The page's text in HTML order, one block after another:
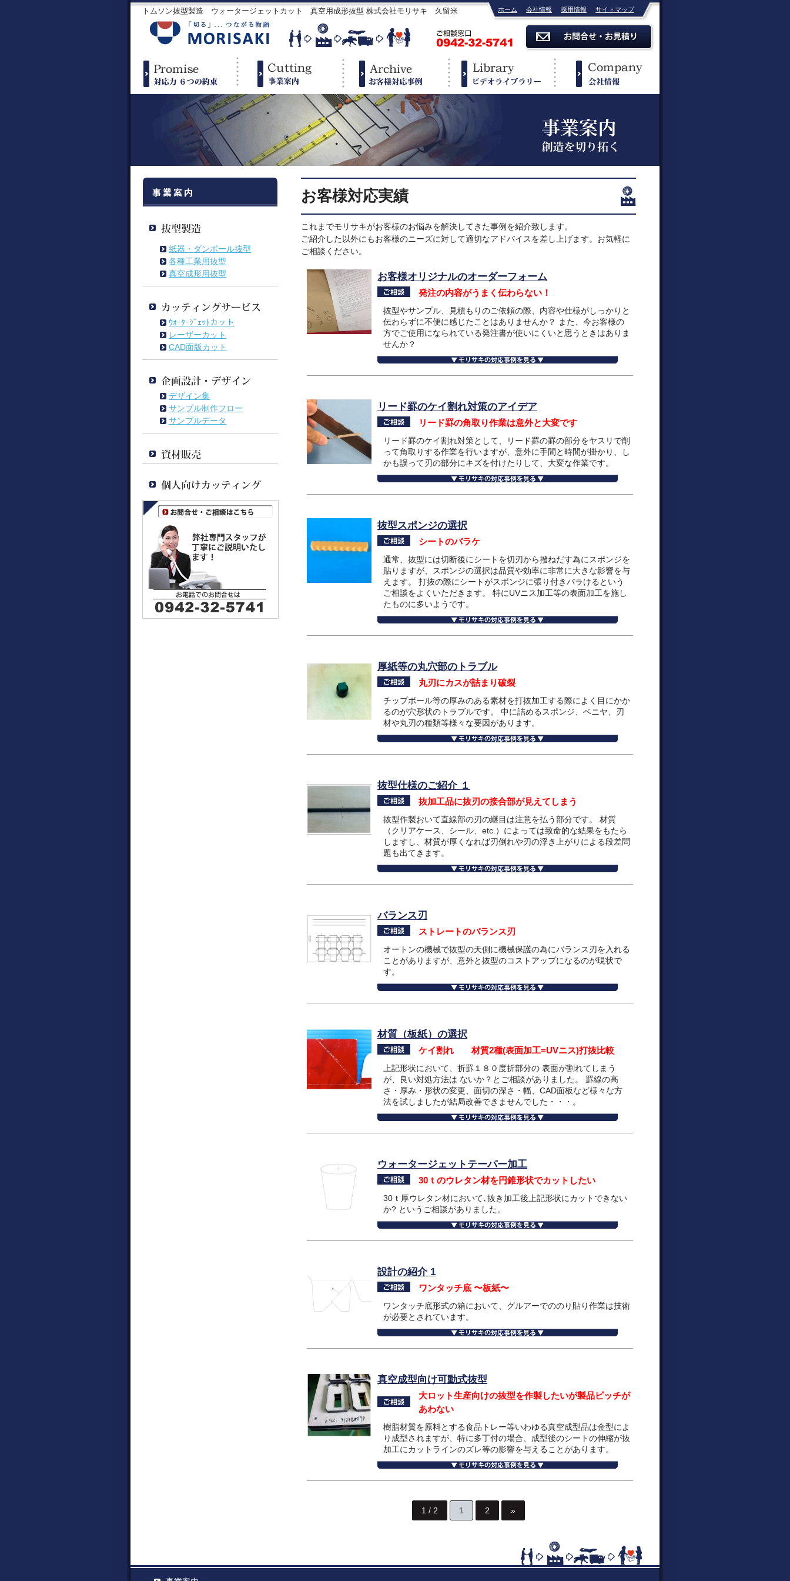
トムソン抜型製造 ウォータージェットカット 真空用成形抜型 株式会社モリサキ 久留米 ホーム 会社情報 採用情報 サイトマップ
紙器・ダンボール抜型
各種工業用抜型
真空成形用抜型
ｳｫｰﾀｰｼﾞｪｯﾄカット
レーザーカット
CAD面版カット
デザイン集
サンプル制作フロー
サンプルデータ
お客様対応実績
これまでモリサキがお客様のお悩みを解決してきた事例を紹介致します。
ご紹介した以外にもお客様のニーズに対して適切なアドバイスを差し上げます。お気軽に
ご相談ください。
お客様オリジナルのオーダーフォーム
発注の内容がうまく伝わらない！
抜型やサンプル、見積もりのご依頼の際、内容や仕様がしっかりと
伝わらずに不便に感じたことはありませんか？ また、今お客様の
方でご使用になられている発注書が使いにくいと思うときはありま
せんか？
リード罫のケイ割れ対策のアイデア
リード罫の角取り作業は意外と大変です
リード罫のケイ割れ対策として、リード罫の罫の部分をヤスリで削
って角取りする作業を行いますが、意外に手間と時間が掛かり、し
かも誤って刃の部分にキズを付けたりして、大変な作業です。
抜型スポンジの選択
シートのバラケ
通常、抜型には切断後にシートを切刃から撥ねだす為にスポンジを
貼りますが、スポンジの選択は品質や効率に非常に大きな影響を与
えます。 打抜の際にシートがスポンジに張り付きバラけるという
ご相談をよくいただきます。 特にUVニス加工等の表面加工を施し
たものに多いようです。
厚紙等の丸穴部のトラブル
丸刃にカスが詰まり破裂
チップボール等の厚みのある素材を打抜加工する際によく目にかか
るのが穴形状のトラブルです。 中に詰めるスポンジ、ベニヤ、刃
材や丸刃の種類等様々な要因があります。
抜型仕様のご紹介 １
抜加工品に抜刃の接合部が見えてしまう
抜型作製おいて直線部の刃の継目は注意を払う部分です。 材質
（クリアケース、シール、etc.）によっては致命的な結果をもたら
しますし、材質が厚くなれば刃倒れや刃の浮き上がりによる段差問
題も出てきます。
バランス刃
ストレートのバランス刃
オートンの機械で抜型の天側に機械保護の為にバランス刃を入れる
ことがありますが、意外と抜型のコストアップになるのが現状で
す。
材質（板紙）の選択
ケイ割れ 材質2種(表面加工=UVニス)打抜比較
上記形状において、折罫１８０度折部分の 表面が割れてしまう
が、良い対処方法は ないか？とご相談がありました。 罫線の高
さ・厚み・形状の変更、面切の深さ・幅、CAD面板など様々な方
法を試しましたが結局改善できませんでした・・・。
ウォータージェットテーパー加工
30ｔのウレタン材を円錐形状でカットしたい
30ｔ厚ウレタン材において､抜き加工後上記形状にカットできない
か? というご相談がありました。
設計の紹介 1
ワンタッチ底 〜板紙〜
ワンタッチ底形式の箱において、グルアーでののり貼り作業は技術
が必要とされています。
真空成型向け可動式抜型
大ロット生産向けの抜型を作製したいが製品ピッチが
あわない
樹脂材質を原料とする食品トレー等いわゆる真空成型品は金型によ
り成型されますが、特に多丁付の場合、成型後のシートの伸縮が抜
加工にカットラインのズレ等の影響を与えることがあります。
1 / 2 1 2 »